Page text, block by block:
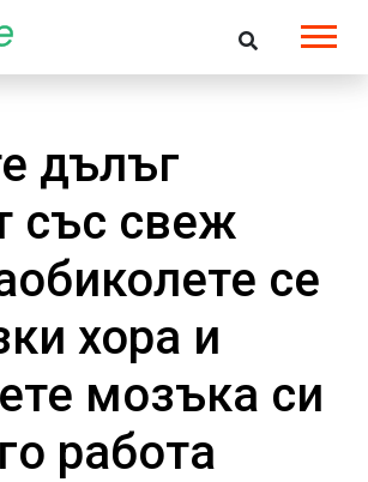
дълъг
със свеж
се
хора и
мозъка си
работа